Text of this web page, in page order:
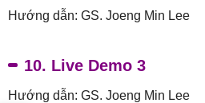
Hướng dẫn: GS. Joeng Min Lee
10. Live Demo 3
Hướng dẫn: GS. Joeng Min Lee